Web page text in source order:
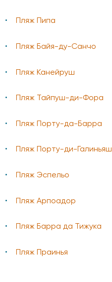
Пляж Пипа
Пляж Байя-ду-Санчо
Пляж Канейруш
Пляж Тайпуш-ди-Фора
Пляж Порту-да-Барра
Пляж Порту-ди-Галиньяш
Пляж Эспельо
Пляж Арпоадор
Пляж Барра да Тижука
Пляж Праинья